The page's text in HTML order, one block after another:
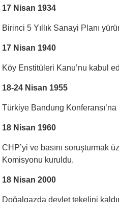
17 Nisan 1934
Birinci 5 Yıllık Sanayi Planı
17 Nisan 1940
Köy Enstitüleri Kanu’nu kabul
18-24 Nisan 1955
Türkiye Bandung Konferansı’na
18 Nisan 1960
CHP’yi ve basını soruşturmak
Komisyonu kuruldu.
18 Nisan 2000
Doğalgazda devlet tekelini